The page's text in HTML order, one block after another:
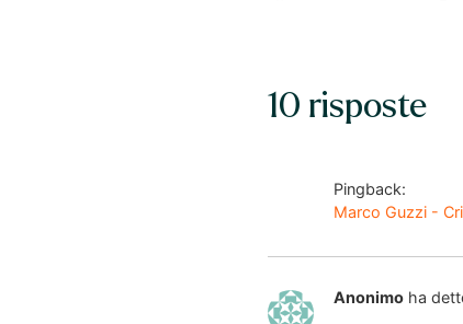
10 risposte
Pingback:
Marco Guzzi -
Anonimo ha